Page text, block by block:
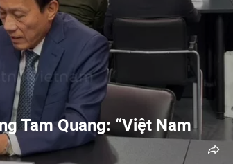
Tam Quang: “Việt Nam